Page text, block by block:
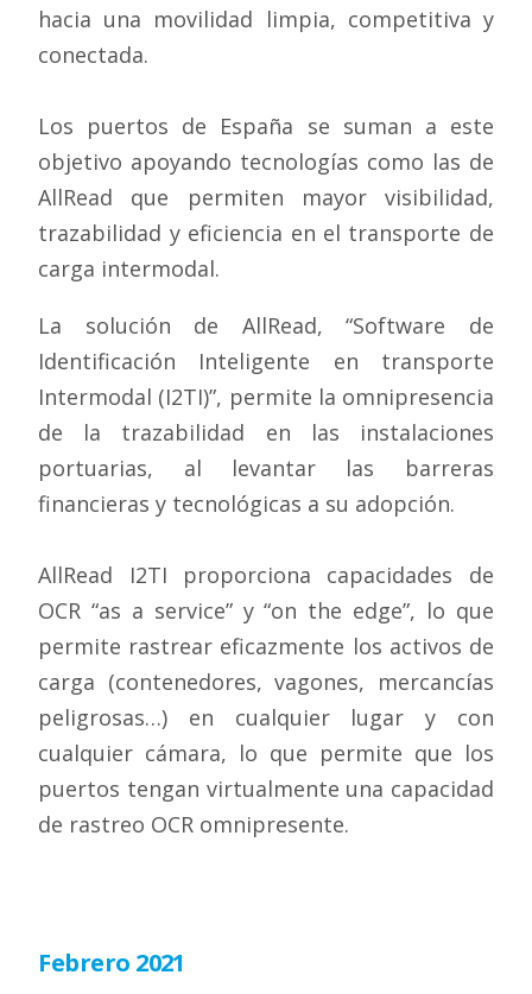
hacia una movilidad limpia, competitiva y
conectada.
Los puertos de España se suman a este
objetivo apoyando tecnologías como las de
AllRead que permiten mayor visibilidad,
trazabilidad y eficiencia en el transporte de
carga intermodal.
La solución de AllRead, “Software de
Identificación Inteligente en transporte
Intermodal (I2TI)”, permite la omnipresencia
de la trazabilidad en las instalaciones
portuarias, al levantar las barreras
financieras y tecnológicas a su adopción.
AllRead I2TI proporciona capacidades de
OCR “as a service” y “on the edge”, lo que
permite rastrear eficazmente los activos de
carga (contenedores, vagones, mercancías
peligrosas…) en cualquier lugar y con
cualquier cámara, lo que permite que los
puertos tengan virtualmente una capacidad
de rastreo OCR omnipresente.
Febrero 2021